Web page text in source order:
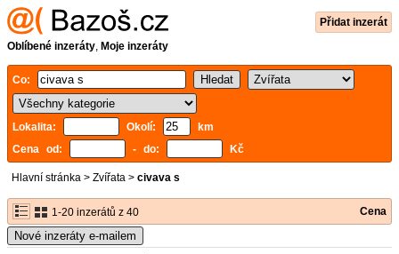
Přidat inzerát
Oblíbené inzeráty, Moje inzeráty
Co:
Lokalita: Okolí:
km
Cena od:
- do: Kč
Hlavní stránka > Zvířata > civava s
1-20 inzerátů z 40 Cena
Nové inzeráty e-mailem